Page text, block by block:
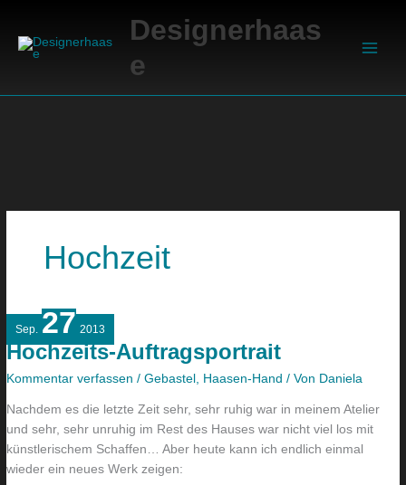
springen
Designerhaas
e
Hochzeit
Sep. 27 2013
Hochzeits-Auftragsportrait
Kommentar verfassen /Gebastel , Haasen-Hand / Von Daniela
Nachdem es die letzte Zeit sehr, sehr ruhig war in meinem Atelier
und sehr, sehr unruhig im Rest des Hauses war nicht viel los mit
künstlerischem Schaffen… Aber heute kann ich endlich einmal
wieder ein neues Werk zeigen:
Hochzeits-
Auftragsportrait